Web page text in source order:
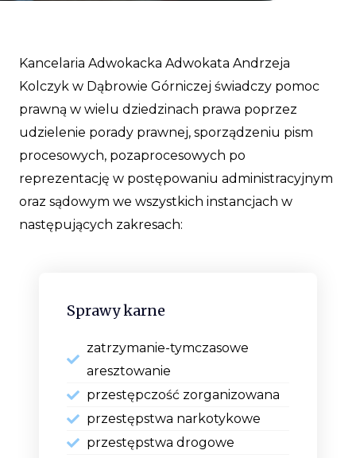
Kancelaria Adwokacka Adwokata Andrzeja
Kolczyk w Dąbrowie Górniczej świadczy pomoc
prawną w wielu dziedzinach prawa poprzez
udzielenie porady prawnej, sporządzeniu pism
procesowych, pozaprocesowych po
reprezentację w postępowaniu administracyjnym
oraz sądowym we wszystkich instancjach w
następujących zakresach:
Sprawy karne
zatrzymanie-tymczasowe
aresztowanie
przestępczość zorganizowana
przestępstwa narkotykowe
przestępstwa drogowe